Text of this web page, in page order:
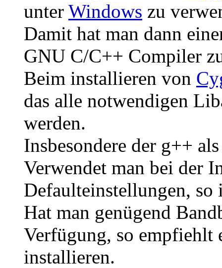
unter Windows zu
Damit hat man dann
GNU C/C++ Compiler
Beim installieren von
das alle notwendigen
werden.
Insbesondere der g++
Verwendet man bei der
Defaulteinstellungen,
Hat man genügend
Verfügung, so empfiehlt
installieren.